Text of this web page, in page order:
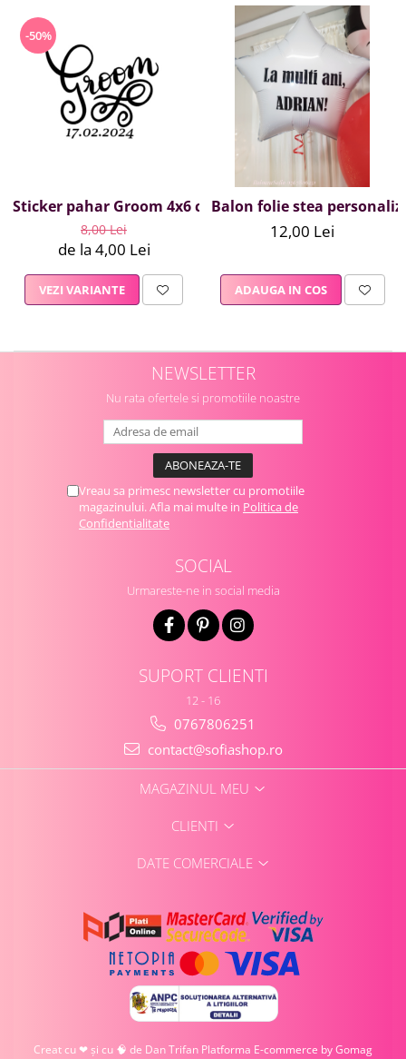
-50%
Sticker pahar Groom 4x6 cm
8,00 Lei
de la 4,00 Lei
VEZI VARIANTE
Balon folie stea
12,00 Lei
ADAUGA IN COS
NEWSLETTER
Nu rata ofertele si promotiile noastre
Vreau sa primesc newsletter cu promotiile
magazinului. Afla mai multe in Politica de
Confidentialitate
SOCIAL
Urmareste-ne in social media
SUPORT CLIENTI
12 - 16
0767806251
contact@sofiashop.ro
MAGAZINUL MEU
CLIENTI
DATE COMERCIALE
Creat cu ❤ și cu 🧠 de Dan Trifan Platforma E-commerce by Gomag